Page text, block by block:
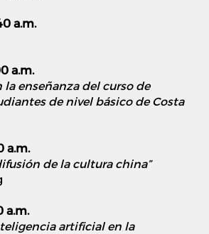
a.m.
a.m.
la enseñanza del curso de
de nivel básico de Costa
a.m.
de la cultura china”
a.m.
artificial en la